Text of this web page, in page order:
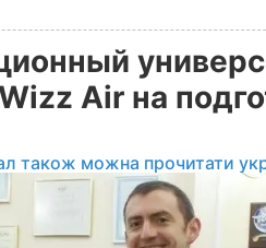
Air на
також можна прочитати